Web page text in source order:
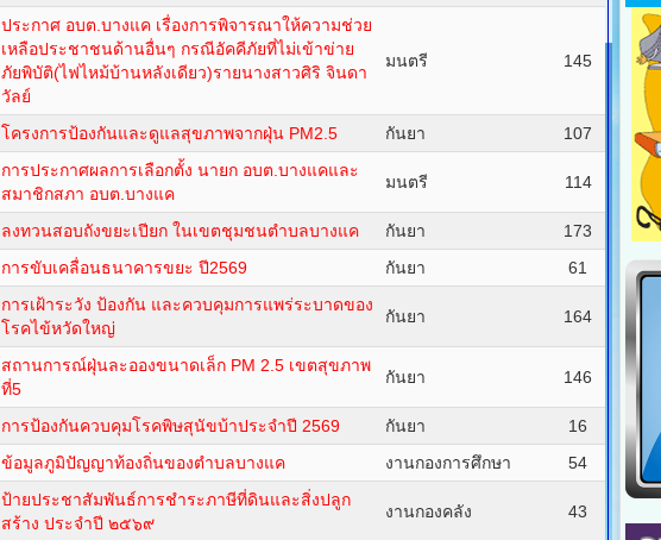
ประกาศ อบต.บางแค เรื่องการพิจารณาให้ความช่วย
เหลือประชาชนด้านอื่นๆ กรณีอัคคีภัยที่ไม่เข้าข่าย
ภัยพิบัติ(ไฟไหม้บ้านหลังเดียว)รายนางสาวศิริ จินดา
วัลย์
มนตรี 145
โครงการป้องกันและดูแลสุขภาพจากฝุ่น PM2.5 กันยา 107
การประกาศผลการเลือกตั้ง นายก อบต.บางแคและ
สมาชิกสภา อบต.บางแค
มนตรี 114
ลงทวนสอบถังขยะเปียก ในเขตชุมชนตำบลบางแค กันยา
173
การขับเคลื่อนธนาคารขยะ ปี2569 กันยา 61
การเฝ้าระวัง ป้องกัน และควบคุมการแพร่ระบาดของ
โรคไข้หวัดใหญ่
กันยา 164
สถานการณ์ฝุ่นละอองขนาดเล็ก PM 2.5 เขตสุขภาพ
ที่5
กันยา 146
การป้องกันควบคุมโรคพิษสุนัขบ้าประจำปี 2569 กันยา
16
ข้อมูลภูมิปัญญาท้องถิ่นของตำบลบางแค งานกองการศึกษา 54
ป้ายประชาสัมพันธ์การชำระภาษีที่ดินและสิ่งปลูก
สร้าง ประจำปี ๒๕๖๙
งานกองคลัง 43